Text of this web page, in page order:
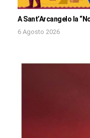
A Sant’Arcangelo la
6 Agosto 2026